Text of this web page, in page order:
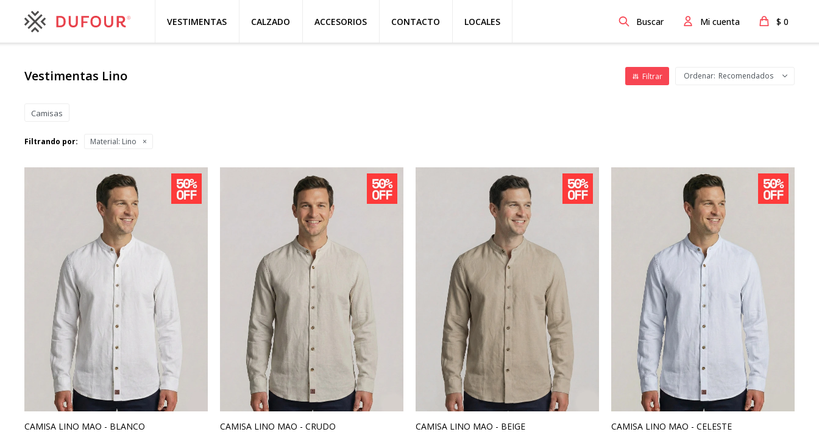
VESTIMENTAS CALZADO ACCESORIOS CONTACTO LOCALES $ 0
Vestimentas Lino Recomendados
Camisas
Filtrando por: Material: Lino
CAMISA LINO MAO - BLANCO CAMISA LINO MAO - CRUDO CAMISA LINO MAO - BEIGE CAMISA LINO MAO - CELESTE